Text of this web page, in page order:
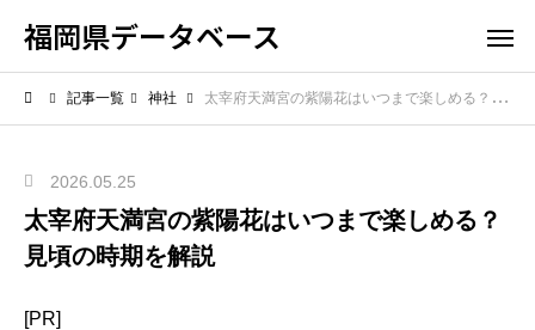
福岡県データベース
記事一覧 神社 太宰府天満宮の紫陽花はいつまで楽しめる？見頃の時期を解説
2026.05.25
太宰府天満宮の紫陽花はいつまで楽しめる？
見頃の時期を解説
[PR]